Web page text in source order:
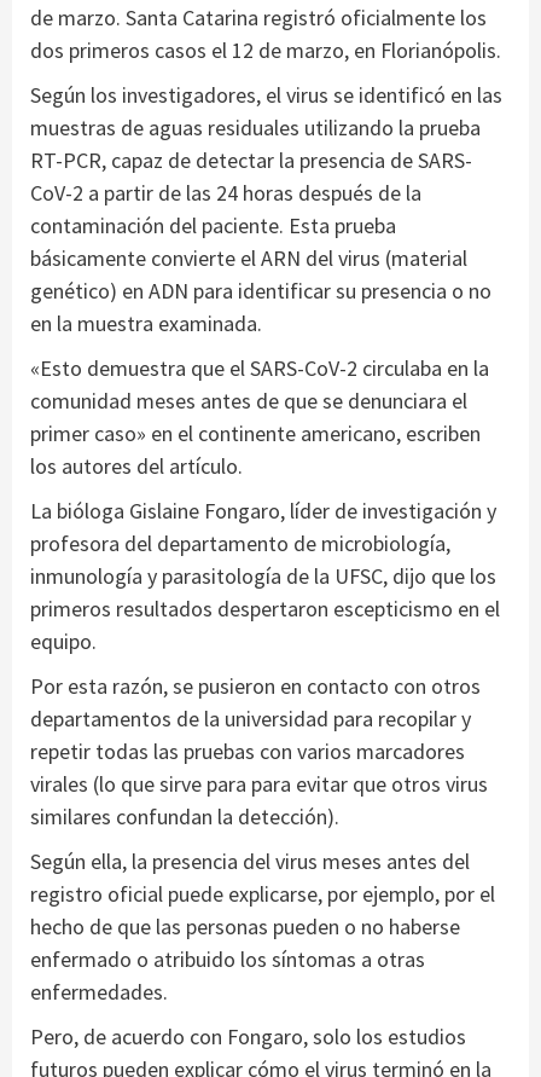
de marzo. Santa Catarina registró oficialmente los
dos primeros casos el 12 de marzo, en Florianópolis.
Según los investigadores, el virus se identificó en las
muestras de aguas residuales utilizando la prueba
RT-PCR, capaz de detectar la presencia de SARS-
CoV-2 a partir de las 24 horas después de la
contaminación del paciente. Esta prueba
básicamente convierte el ARN del virus (material
genético) en ADN para identificar su presencia o no
en la muestra examinada.
«Esto demuestra que el SARS-CoV-2 circulaba en la
comunidad meses antes de que se denunciara el
primer caso» en el continente americano, escriben
los autores del artículo.
La bióloga Gislaine Fongaro, líder de investigación y
profesora del departamento de microbiología,
inmunología y parasitología de la UFSC, dijo que los
primeros resultados despertaron escepticismo en el
equipo.
Por esta razón, se pusieron en contacto con otros
departamentos de la universidad para recopilar y
repetir todas las pruebas con varios marcadores
virales (lo que sirve para para evitar que otros virus
similares confundan la detección).
Según ella, la presencia del virus meses antes del
registro oficial puede explicarse, por ejemplo, por el
hecho de que las personas pueden o no haberse
enfermado o atribuido los síntomas a otras
enfermedades.
Pero, de acuerdo con Fongaro, solo los estudios
futuros pueden explicar cómo el virus terminó en la